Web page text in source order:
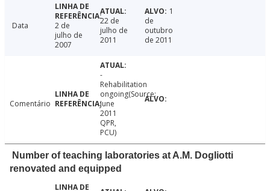
Data
2 de
julho de
2007
22 de
julho de
2011
1
de
outubro
de 2011
Comentário
-
Rehabilitation
ongoing(Source:
June
2011
QPR,
PCU)
Number of teaching laboratories at A.M. Dogliotti
renovated and equipped